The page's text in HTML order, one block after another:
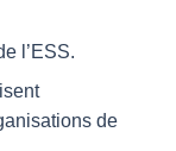
l’ESS.
de